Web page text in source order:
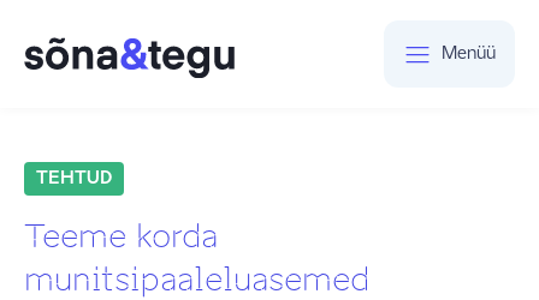
Menüü
TEHTUD
Teeme korda
munitsipaaleluasemed